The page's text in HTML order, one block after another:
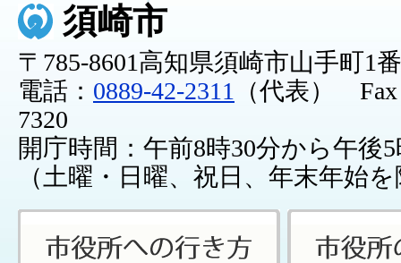
須崎市
〒785-8601高知県須崎市山手町1
電話： 0889-42-2311
（代表） Fax
7320
開庁時間：午前8時30分から午後
（土曜・日曜、祝日、年末年始